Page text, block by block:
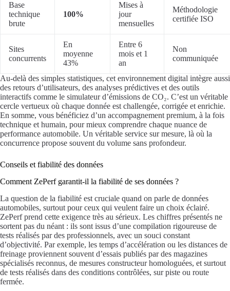
Base
technique
brute
100%
Mises à
jour
mensuelles
Méthodologie
certifiée ISO
Sites
concurrents
En
moyenne
43%
Entre 6
mois et 1
an
Non
communiquée
Au-delà des simples statistiques, cet environnement digital intègre aussi
des retours d’utilisateurs, des analyses prédictives et des outils
interactifs comme le simulateur d’émissions de CO₂. C’est un véritable
cercle vertueux où chaque donnée est challengée, corrigée et enrichie.
En somme, vous bénéficiez d’un accompagnement premium, à la fois
technique et humain, pour mieux comprendre chaque nuance de
performance automobile. Un véritable service sur mesure, là où la
concurrence propose souvent du volume sans profondeur.
Conseils et fiabilité des données
Comment ZePerf garantit-il la fiabilité de ses données ?
La question de la fiabilité est cruciale quand on parle de données
automobiles, surtout pour ceux qui veulent faire un choix éclairé.
ZePerf prend cette exigence très au sérieux. Les chiffres présentés ne
sortent pas du néant : ils sont issus d’une compilation rigoureuse de
tests réalisés par des professionnels, avec un souci constant
d’objectivité. Par exemple, les temps d’accélération ou les distances de
freinage proviennent souvent d’essais publiés par des magazines
spécialisés reconnus, de mesures constructeur homologuées, et surtout
de tests réalisés dans des conditions contrôlées, sur piste ou route
fermée.